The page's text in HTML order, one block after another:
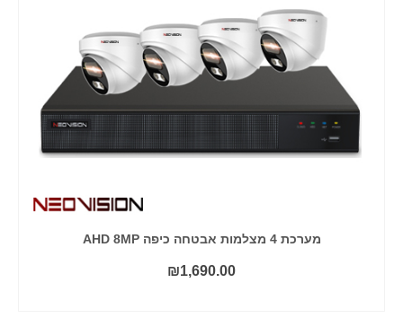
מערכת 4 מצלמות אבטחה כיפה AHD 8MP
₪1,690.00